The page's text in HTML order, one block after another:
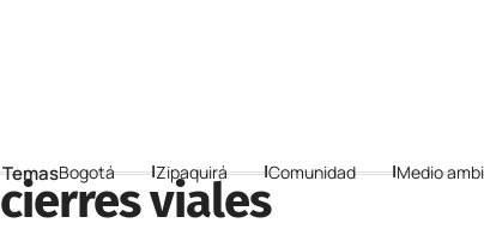
Bogotá Zipaquirá Comunidad Medio
cierres viales